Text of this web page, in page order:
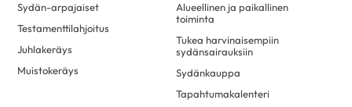
Sydän-arpajaiset
Testamenttilahjoitus
Juhlakeräys
Muistokeräys
Alueellinen ja paikallinen
toiminta
Tukea harvinaisempiin
sydänsairauksiin
Sydänkauppa
Tapahtumakalenteri